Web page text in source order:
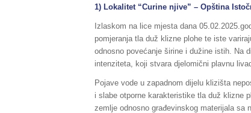
1) Lokalitet “Curine njive” – Opština
Izlaskom na lice mjesta dana
pomjeranja tla duž klizne plohe te iste
odnosno povećanje širine i dužine istih. Na
intenziteta, koji stvara djelomični plavnu
Pojave vode u zapadnom dijelu klizišta
i slabe otporne karakteristike tla duž klizne
zemlje odnosno građevinskog materijala sa